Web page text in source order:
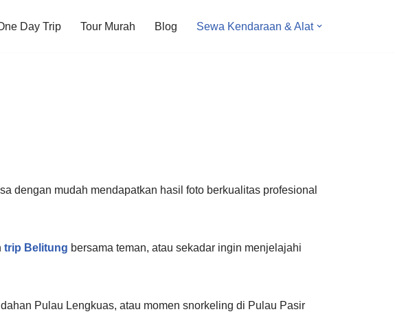
Day Trip Tour Murah Blog Sewa Kendaraan & Alat
dengan mudah mendapatkan hasil foto berkualitas profesional
trip Belitung bersama teman, atau sekadar ingin menjelajahi
Pulau Lengkuas, atau momen snorkeling di Pulau Pasir